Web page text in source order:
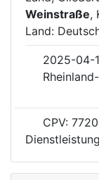
Weinstraße,
Land:
2025-04-
CPV: